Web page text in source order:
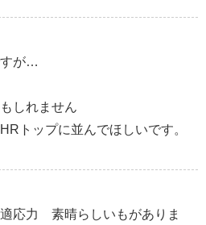
すが…
しれません
トップに並んでほしいです。
応力 素晴らしいもがありま